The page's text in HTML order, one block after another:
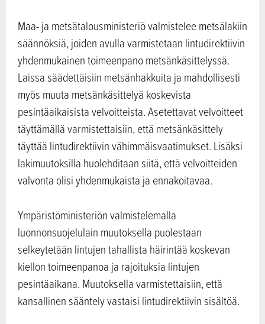
Maa- ja metsätalousministeriö valmistelee metsälakiin
säännöksiä, joiden avulla varmistetaan lintudirektiivin
yhdenmukainen toimeenpano metsänkäsittelyssä.
Laissa säädettäisiin metsänhakkuita ja mahdollisesti
myös muuta metsänkäsittelyä koskevista
pesintäaikaisista velvoitteista. Asetettavat velvoitteet
täyttämällä varmistettaisiin, että metsänkäsittely
täyttää lintudirektiivin vähimmäisvaatimukset. Lisäksi
lakimuutoksilla huolehditaan siitä, että velvoitteiden
valvonta olisi yhdenmukaista ja ennakoitavaa.
Ympäristöministeriön valmistelemalla
luonnonsuojelulain muutoksella puolestaan
selkeytetään lintujen tahallista häirintää koskevan
kiellon toimeenpanoa ja rajoituksia lintujen
pesintäaikana. Muutoksella varmistettaisiin, että
kansallinen sääntely vastaisi lintudirektiivin sisältöä.